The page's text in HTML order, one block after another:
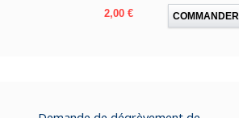
Prix
2,00 € COMMANDER